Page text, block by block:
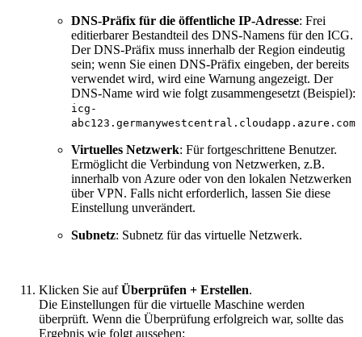
DNS-Präfix für die öffentliche IP-Adresse: Frei
editierbarer Bestandteil des DNS-Namens für den ICG.
Der DNS-Präfix muss innerhalb der Region eindeutig
sein; wenn Sie einen DNS-Präfix eingeben, der bereits
verwendet wird, wird eine Warnung angezeigt. Der
DNS-Name wird wie folgt zusammengesetzt (Beispiel):
icg-
abc123.germanywestcentral.cloudapp.azure.com
Virtuelles Netzwerk: Für fortgeschrittene Benutzer.
Ermöglicht die Verbindung von Netzwerken, z.B.
innerhalb von Azure oder von den lokalen Netzwerken
über VPN. Falls nicht erforderlich, lassen Sie diese
Einstellung unverändert.
Subnetz: Subnetz für das virtuelle Netzwerk.
Klicken Sie aufÜberprüfen + Erstellen.
Die Einstellungen für die virtuelle Maschine werden
überprüft. Wenn die Überprüfung erfolgreich war, sollte das
Ergebnis wie folgt aussehen: